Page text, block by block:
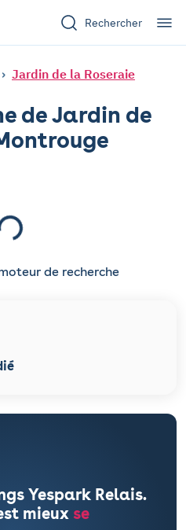
Rechercher
Jardin de la Roseraie
de Jardin de
de recherche
Yespark Relais.
mieux se